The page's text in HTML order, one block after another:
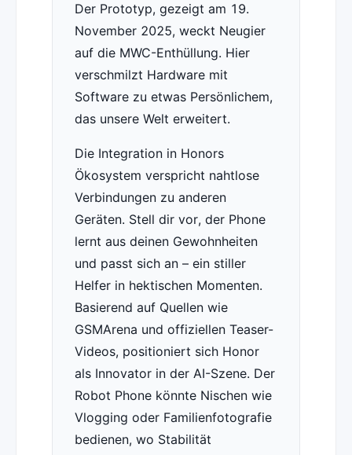
Der Prototyp, gezeigt am 19.
November 2025, weckt Neugier
auf die MWC-Enthüllung. Hier
verschmilzt Hardware mit
Software zu etwas Persönlichem,
das unsere Welt erweitert.
Die Integration in Honors
Ökosystem verspricht nahtlose
Verbindungen zu anderen
Geräten. Stell dir vor, der Phone
lernt aus deinen Gewohnheiten
und passt sich an – ein stiller
Helfer in hektischen Momenten.
Basierend auf Quellen wie
GSMArena und offiziellen Teaser-
Videos, positioniert sich Honor
als Innovator in der AI-Szene. Der
Robot Phone könnte Nischen wie
Vlogging oder Familienfotografie
bedienen, wo Stabilität